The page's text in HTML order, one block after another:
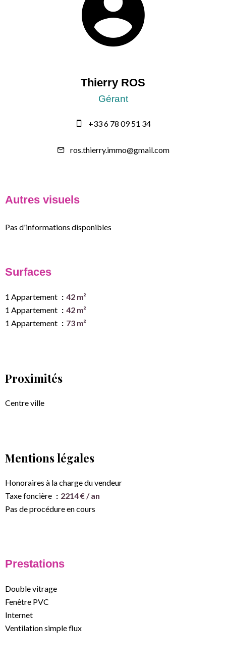
Thierry ROS
Gérant
+33 6 78 09 51 34
ros.thierry.immo@gmail.com
Autres visuels
Pas d'informations disponibles
Surfaces
1 Appartement
42 m²
1 Appartement
42 m²
1 Appartement
73 m²
Proximités
Centre ville
Mentions légales
Honoraires à la charge du vendeur
Taxe foncière
2214 € / an
Pas de procédure en cours
Prestations
Double vitrage
Fenêtre PVC
Internet
Ventilation simple flux